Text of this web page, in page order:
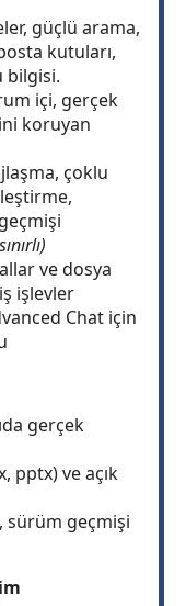
güçlü arama,
kutuları,
bilgisi.
içi, gerçek
koruyan
çoklu
ve dosya
işlevler
Chat için
gerçek
pptx) ve açık
sürüm geçmişi